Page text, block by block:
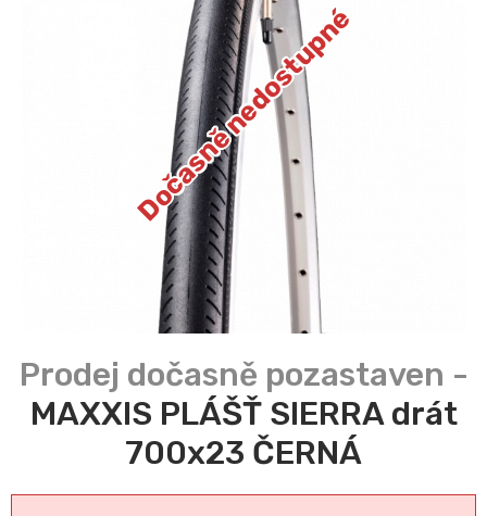
Dočasně nedostupné
MAXXIS PLÁŠŤ SIERRA drát
700x23 ČERNÁ